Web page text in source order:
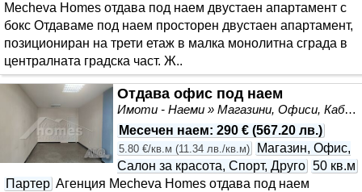
Mecheva Homes отдава под наем двустаен апартамент с
бокс Отдаваме под наем просторен двустаен апартамент,
позициониран на трети етаж в малка монолитна сграда в
централната градска част. Ж..
Отдава офис под наем
Имоти - Наеми » Магазини, Офиси, Кабинети, Салони
Месечен наем: 290 € (567.20 лв.)
5.80 €/кв.м (11.34 лв./кв.м)
Магазин, Офис,
Салон за красота, Спорт, Друго 50 кв.м
Партер Агенция Mecheva Homes отдава под наем